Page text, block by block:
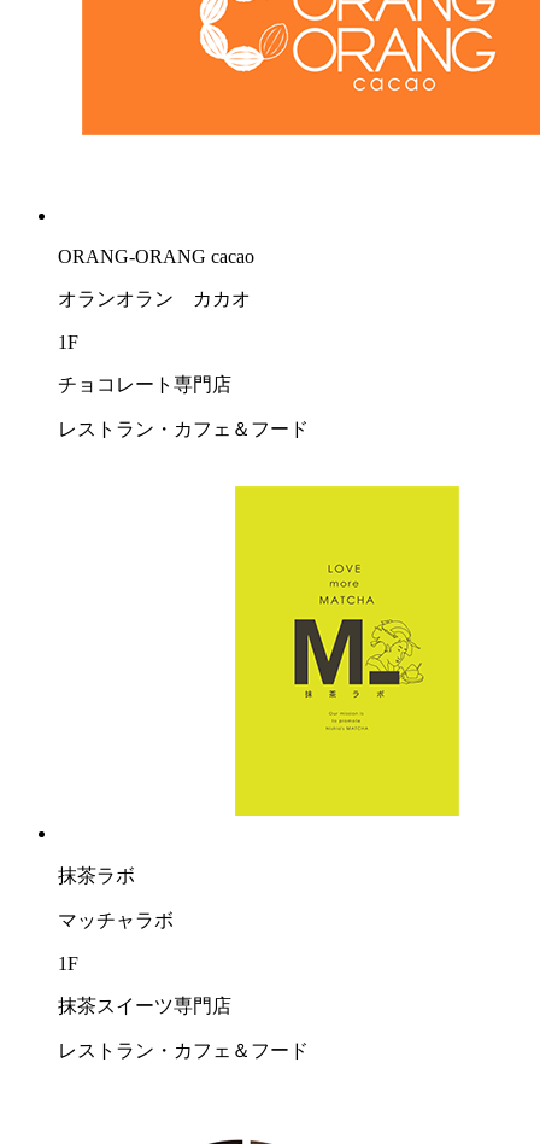
ORANG-ORANG cacao
オランオラン カカオ
1F
チョコレート専門店
レストラン・カフェ＆フード
抹茶ラボ
マッチャラボ
1F
抹茶スイーツ専門店
レストラン・カフェ＆フード